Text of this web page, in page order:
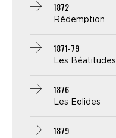
1872
Rédemption
1871-79
Les Béatitudes
1876
Les Eolides
1879